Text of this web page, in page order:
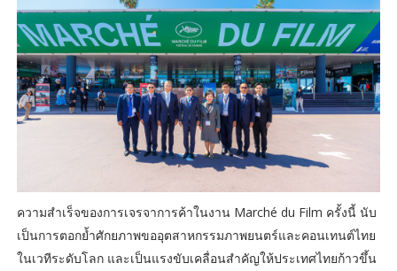
ความสำเร็จของการเจรจาการค้าในงาน Marché du Film ครั้งนี้ นับ
เป็นการตอกย้ำศักยภาพขออุตสาหกรรมภาพยนตร์และคอนเทนต์ไทย
ในเวทีระดับโลก และเป็นแรงขับเคลื่อนสำคัญให้ประเทศไทยก้าวขึ้น